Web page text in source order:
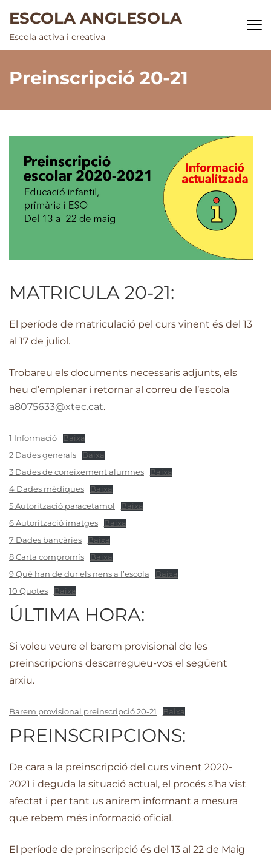
content
Enter)
ESCOLA ANGLESOLA
Escola activa i creativa
Preinscripció 20-21
MATRICULA 20-21:
El període de matriculació pel curs vinent és del 13
al 17 de juliol.
Trobareu els documents necessaris adjunts, els
heu d’emplenar i retornar al correu de l’escola
a8075633@xtec.cat.
1 Informació
Baixa
2 Dades generals
Baixa
3 Dades de coneixement alumnes
Baixa
4 Dades mèdiques
Baixa
5 Autorització paracetamol
Baixa
6 Autorització imatges
Baixa
7 Dades bancàries
Baixa
8 Carta compromís
Baixa
9 Què han de dur els nens a l’escola
Baixa
10 Quotes
Baixa
ÚLTIMA HORA:
Si voleu veure el barem provisional de les
preinscripcions descarregueu-vos el següent
arxiu.
Barem provisional preinscripció 20-21 Baixa
PREINSCRIPCIONS:
De cara a la preinscripció del curs vinent 2020-
2021 i deguda la situació actual, el procés s’ha vist
afectat i per tant us anirem informant a mesura
que rebem més informació oficial.
El període de preinscripció és del 13 al 22 de Maig